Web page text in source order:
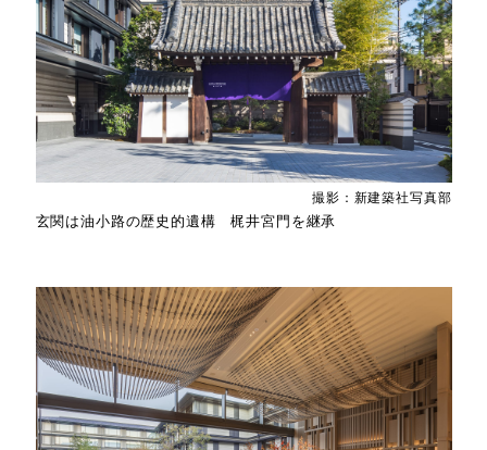
玄関は油小路の歴史的遺構 梶井宮門を継承
撮影：新建築社写真部